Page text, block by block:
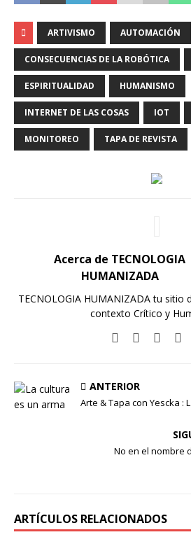
ARTIVISMO AUTOMACIÓN
CONSECUENCIAS DE LA ROBÓTICA
ESPIRITUALIDAD HUMANISMO
INTERNET DE LAS COSAS IOT
MONITOREO TAPA DE REVISTA
Acerca de TECNOLOGIA
HUMANIZADA
TECNOLOGIA HUMANIZADA tu sitio
contexto Crítico y
ANTERIOR
Arte & Tapa con Yescka :
No en el nombre
ARTÍCULOS RELACIONADOS